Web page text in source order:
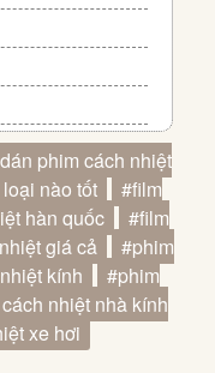
phim cách nhiệt
nào tốt
#film
hàn quốc
#film
giá cả
#phim
kính
#phim
nhiệt nhà kính
xe hơi